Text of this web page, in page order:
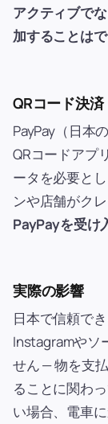
アクティブで
加することはで
QRコード決済
PayPay（日本
QRコードアプ
ータを必要と
ンや店舗がク
PayPayを受け
実際の影響
日本で信頼で
Instagramやソ
せん — 物を支
ることに関わ
い場合、電車